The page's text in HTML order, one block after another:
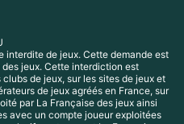
interdite de jeux. Cette demande est
jeux. Cette interdiction est
de jeux, sur les sites de jeux et
de jeux agréés en France, sur
par La Française des jeux ainsi
avec un compte joueur exploitées